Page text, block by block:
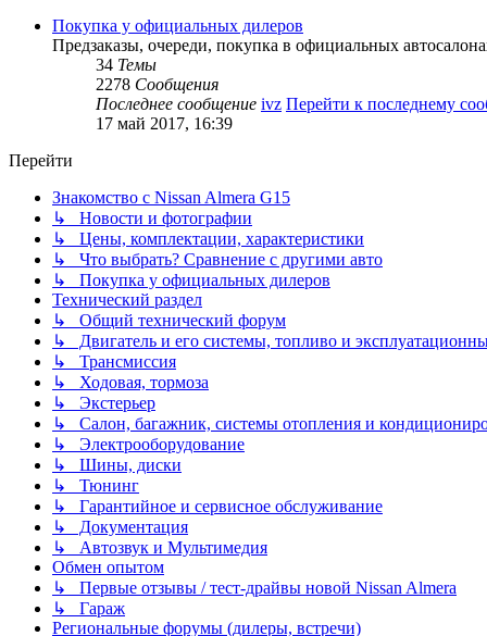
Покупка у официальных дилеров
Предзаказы, очереди, покупка в официальных
34 Темы
2278 Сообщения
Последнее сообщение ivz Перейти к последнему
17 май 2017, 16:39
Перейти
Знакомство с Nissan Almera G15
↳ Новости и фотографии
↳ Цены, комплектации, характеристики
↳ Что выбрать? Сравнение с другими авто
↳ Покупка у официальных дилеров
Технический раздел
↳ Общий технический форум
↳ Двигатель и его системы, топливо и
↳ Трансмиссия
↳ Ходовая, тормоза
↳ Экстерьер
↳ Салон, багажник, системы отопления и
↳ Электрооборудование
↳ Шины, диски
↳ Тюнинг
↳ Гарантийное и сервисное обслуживание
↳ Документация
↳ Автозвук и Мультимедия
Обмен опытом
↳ Первые отзывы / тест-драйвы новой Nissan Almera
↳ Гараж
Региональные форумы (дилеры, встречи)